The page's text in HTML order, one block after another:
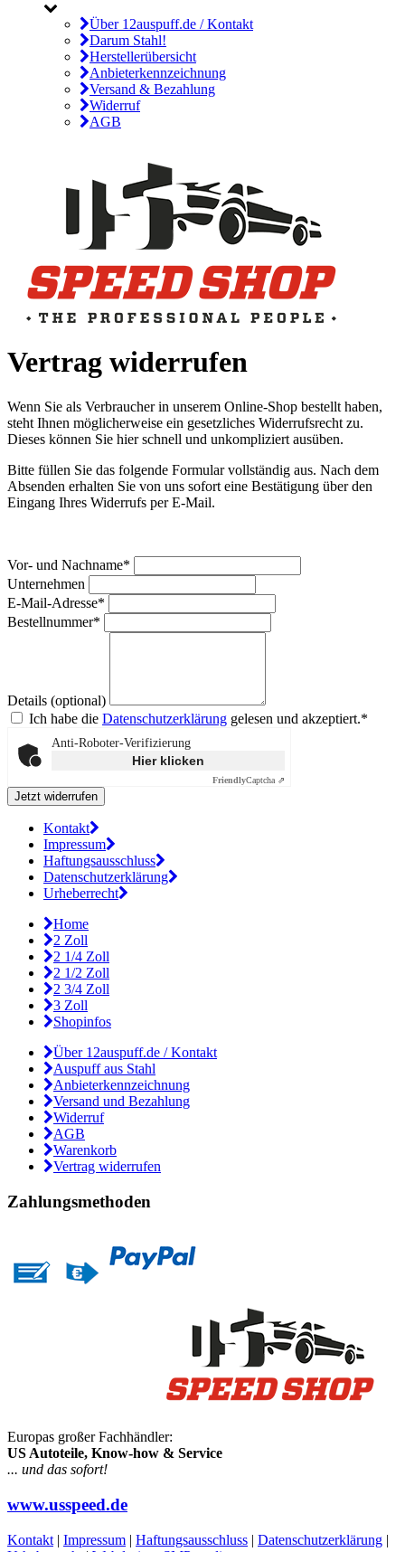
Über 12auspuff.de / Kontakt
Darum Stahl!
Herstellerübersicht
Anbieterkennzeichnung
Versand & Bezahlung
Widerruf
AGB
Vertrag widerrufen
Wenn Sie als Verbraucher in unserem Online-Shop bestellt haben,
steht Ihnen möglicherweise ein gesetzliches Widerrufsrecht zu.
Dieses können Sie hier schnell und unkompliziert ausüben.
Bitte füllen Sie das folgende Formular vollständig aus. Nach dem
Absenden erhalten Sie von uns sofort eine Bestätigung über den
Eingang Ihres Widerrufs per E-Mail.
Vor- und Nachname*
Unternehmen
E-Mail-Adresse*
Bestellnummer*
Details (optional)
Ich habe die Datenschutzerklärung gelesen und akzeptiert.*
Anti-Roboter-Verifizierung
Hier klicken
FriendlyCaptcha ⇗
Kontakt
Impressum
Haftungsausschluss
Datenschutzerklärung
Urheberrecht
Home
2 Zoll
2 1/4 Zoll
2 1/2 Zoll
2 3/4 Zoll
3 Zoll
Shopinfos
Über 12auspuff.de / Kontakt
Auspuff aus Stahl
Anbieterkennzeichnung
Versand und Bezahlung
Widerruf
AGB
Warenkorb
Vertrag widerrufen
Zahlungsmethoden
Europas großer Fachhändler:
US Autoteile, Know-how & Service
... und das sofort!
www.usspeed.de
Kontakt | Impressum | Haftungsausschluss | Datenschutzerklärung |